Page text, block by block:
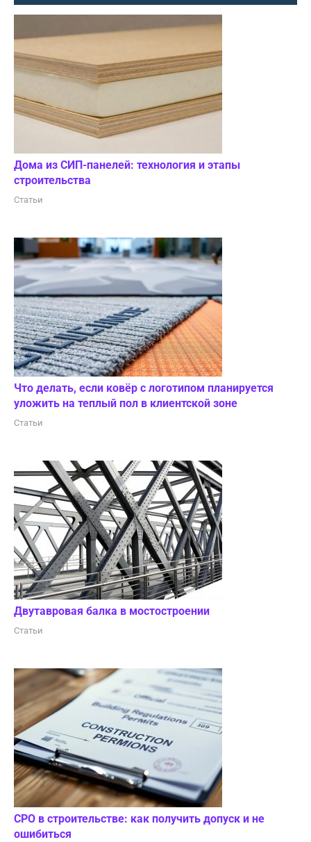
Дома из СИП-панелей: технология и этапы
строительства
Статьи
Что делать, если ковёр с логотипом планируется
уложить на теплый пол в клиентской зоне
Статьи
Двутавровая балка в мостостроении
Статьи
СРО в строительстве: как получить допуск и не
ошибиться